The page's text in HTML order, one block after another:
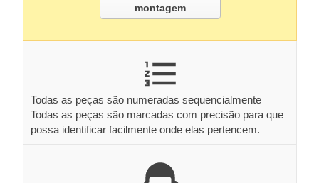
montagem
Todas as peças são numeradas sequencialmente
Todas as peças são marcadas com precisão para que
possa identificar facilmente onde elas pertencem.